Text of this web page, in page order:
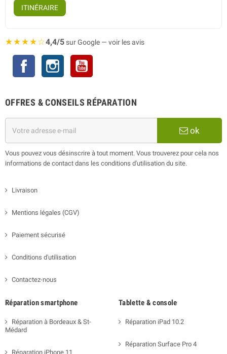
ITINÉRAIRE
★★★★☆4,4/5sur Google — voir les avis
Facebook Instagram
OFFRES & CONSEILS RÉPARATION
ok
Vous pouvez vous désinscrire à tout moment. Vous trouverez pour cela nos
informations de contact dans les conditions d'utilisation du site.
Livraison
Mentions légales (CGV)
Paiement sécurisé
Conditions d'utilisation
Contactez-nous
Réparation smartphone
Réparation à Bordeaux & St-
Médard
Réparation iPhone 11
Tablette & console
Réparation iPad 10.2
Réparation Surface Pro 4